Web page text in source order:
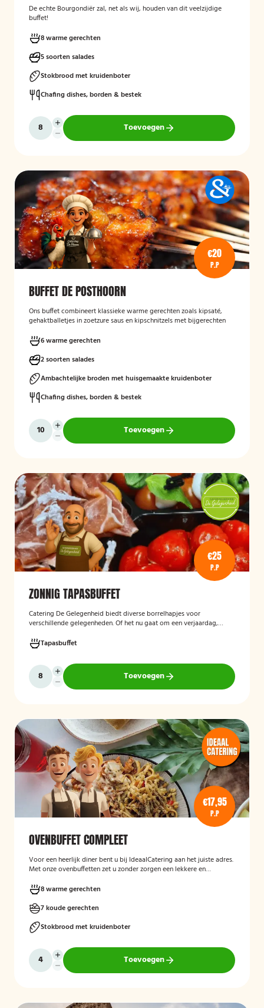
De echte Bourgondiër zal, net als wij, houden van dit veelzijdige
buffet!
8 warme gerechten
5 soorten salades
Stokbrood met kruidenboter
Chafing dishes, borden & bestek
Toevoegen
€20
P.P
BUFFET DE POSTHOORN
Ons buffet combineert klassieke warme gerechten zoals kipsaté,
gehaktballetjes in zoetzure saus en kipschnitzels met bijgerechten
frisse rauwkost, gemengde salades en vers brood met kruidenboter
voor een compleet en smaakvol geheel.
Mogelijk te bestellen zonder borden en bestek!
6 warme gerechten
2 soorten salades
Ambachtelijke broden met huisgemaakte kruidenboter
Chafing dishes, borden & bestek
Toevoegen
€25
P.P
ZONNIG TAPASBUFFET
Catering De Gelegenheid biedt diverse borrelhapjes voor
verschillende gelegenheden. Of het nu gaat om een verjaardag,
Hieronder ziet u een selectie uit ons aanbod. Het zonnig tapasbuffet
is te bestellen vanaf 10 personen..
Tapasbuffet
Toevoegen
€17,95
P.P
OVENBUFFET COMPLEET
Voor een heerlijk diner bent u bij IdeaalCatering aan het juiste adres.
Met onze ovenbuffetten zet u zonder zorgen een lekkere en
personen is een ovenbuffet Ideaal!
8 warme gerechten
7 koude gerechten
Stokbrood met kruidenboter
Toevoegen